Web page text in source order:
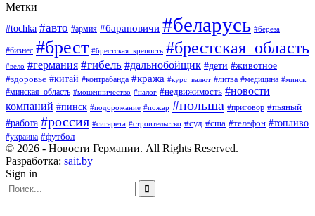
Метки
#tochka #авто #армия #барановичи #беларусь #берёза
#бизнес #брест #брестская_крепость #брестская_область
#вело #германия #гибель #дальнобойщик #дети #животное
#здоровье #китай #контрабанда #кража #курс_валют #литва #медицина #минск
#минская_область #мошенничество #налог #недвижимость #новости
компаний #пинск #подорожание #пожар #польша #приговор #пьяный
#работа #россия #сигарета #строительство #суд #сша #телефон #топливо
#украина #футбол
© 2026 - Новости Германии. All Rights Reserved.
Разработка: sait.by
Sign in